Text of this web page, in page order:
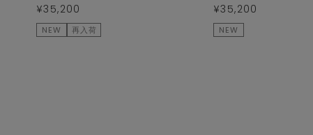
¥35,200
NEW 再入荷
¥35,200
NEW